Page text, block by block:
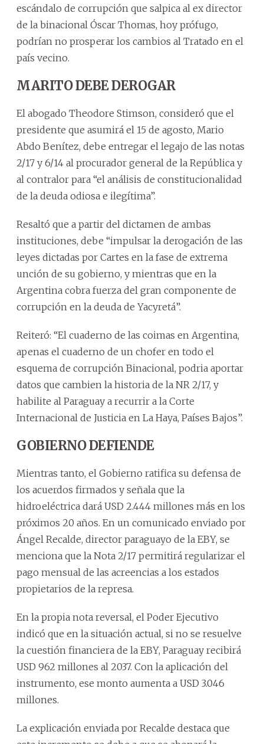
escándalo de corrupción que salpica al ex director
de la binacional Óscar Thomas, hoy prófugo,
podrían no prosperar los cambios al Tratado en el
país vecino.
MARITO DEBE DEROGAR
El abogado Theodore Stimson, consideró que el
presidente que asumirá el 15 de agosto, Mario
Abdo Benítez, debe entregar el legajo de las notas
2/17 y 6/14 al procurador general de la República y
al contralor para “el análisis de constitucionalidad
de la deuda odiosa e ilegítima”.
Resaltó que a partir del dictamen de ambas
instituciones, debe “impulsar la derogación de las
leyes dictadas por Cartes en la fase de extrema
unción de su gobierno, y mientras que en la
Argentina cobra fuerza del gran componente de
corrupción en la deuda de Yacyretá”.
Reiteró: “El cuaderno de las coimas en Argentina,
apenas el cuaderno de un chofer en todo el
esquema de corrupción Binacional, podria aportar
datos que cambien la historia de la NR 2/17, y
habilite al Paraguay a recurrir a la Corte
Internacional de Justicia en La Haya, Países Bajos”.
GOBIERNO DEFIENDE
Mientras tanto, el Gobierno ratifica su defensa de
los acuerdos firmados y señala que la
hidroeléctrica dará USD 2.444 millones más en los
próximos 20 años. En un comunicado enviado por
Ángel Recalde, director paraguayo de la EBY, se
menciona que la Nota 2/17 permitirá regularizar el
pago mensual de las acreencias a los estados
propietarios de la represa.
En la propia nota reversal, el Poder Ejecutivo
indicó que en la situación actual, si no se resuelve
la cuestión financiera de la EBY, Paraguay recibirá
USD 962 millones al 2037. Con la aplicación del
instrumento, ese monto aumenta a USD 3.046
millones.
La explicación enviada por Recalde destaca que